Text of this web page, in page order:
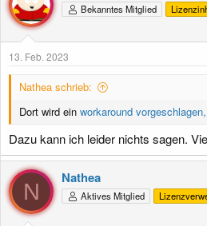
Bekanntes Mitglied
13. Feb. 2023
Nathea schrieb:
Dort wird ein workaround vorgeschlagen,
Dazu kann ich leider nichts sagen.
N
Nathea
Aktives Mitglied